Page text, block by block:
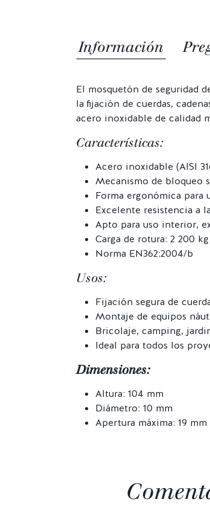
Información
El mosquetón de seguridad
la fijación de cuerdas,
acero inoxidable de calidad
Características:
Acero inoxidable (AISI
Mecanismo de bloqueo
Forma ergonómica para
Excelente resistencia a
Apto para uso interior,
Carga de rotura: 2 200 kg
Norma EN362:2004/b
Usos:
Fijación segura de
Montaje de equipos
Bricolaje, camping,
Ideal para todos los
Dimensiones:
Altura: 104 mm
Diámetro: 10 mm
Apertura máxima: 19 mm